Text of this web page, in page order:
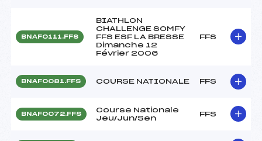
BNAF0111.FFS
BIATHLON
CHALLENGE SOMFY
FFS ESF LA BRESSE
Dimanche 12
Février 2006
FFS
BNAF0081.FFS COURSE NATIONALE FFS
BNAF0072.FFS
Course Nationale
Jeu/Jun/Sen
FFS